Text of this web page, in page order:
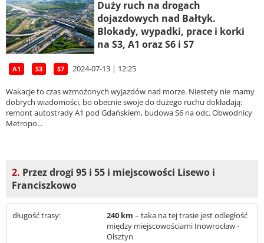
Duży ruch na drogach
dojazdowych nad Bałtyk.
Blokady, wypadki, prace i korki
na S3, A1 oraz S6 i S7
A1 S3 S7 2024-07-13 | 12:25
Wakacje to czas wzmożonych wyjazdów nad morze. Niestety nie mamy
dobrych wiadomości, bo obecnie swoje do dużego ruchu dokładają:
remont autostrady A1 pod Gdańskiem, budowa S6 na odc. Obwodnicy
Metropo...
2. Przez drogi 95 i 55 i miejscowości Lisewo i
Franciszkowo
długość trasy: 240 km – taka na tej trasie jest odległość
między miejscowościami Inowrocław -
Olsztyn